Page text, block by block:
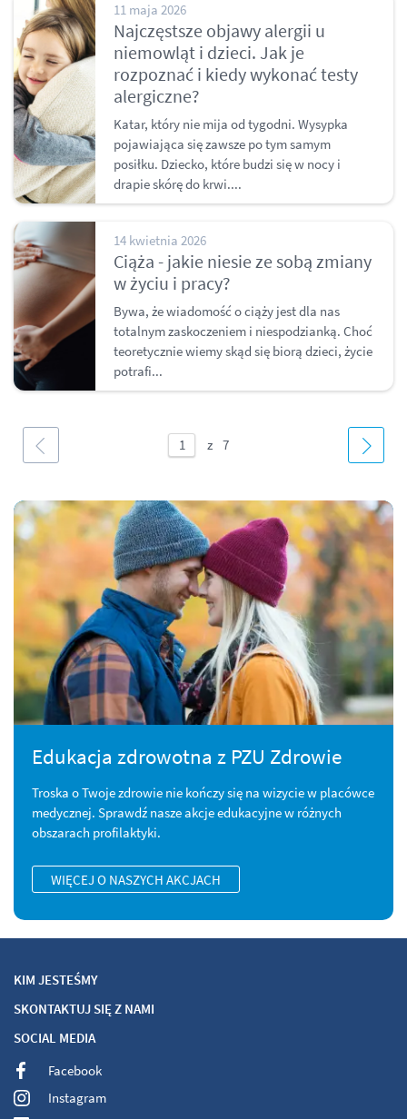
11 maja 2026
Najczęstsze objawy alergii u
niemowląt i dzieci. Jak je
rozpoznać i kiedy wykonać testy
alergiczne?
Katar, który nie mija od tygodni. Wysypka
pojawiająca się zawsze po tym samym
posiłku. Dziecko, które budzi się w nocy i
drapie skórę do krwi....
14 kwietnia 2026
Ciąża - jakie niesie ze sobą zmiany
w życiu i pracy?
Bywa, że wiadomość o ciąży jest dla nas
totalnym zaskoczeniem i niespodzianką. Choć
teoretycznie wiemy skąd się biorą dzieci, życie
potrafi...
Edukacja zdrowotna z PZU Zdrowie
Troska o Twoje zdrowie nie kończy się na wizycie w placówce
medycznej. Sprawdź nasze akcje edukacyjne w różnych
obszarach profilaktyki.
WIĘCEJ O NASZYCH AKCJACH
KIM JESTEŚMY
SKONTAKTUJ SIĘ Z NAMI
SOCIAL MEDIA
Facebook
Instagram